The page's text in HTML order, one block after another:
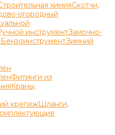
химияСкотчи,
огородный
инструментЗамочно-
Зимний
Фитинги из
Краны,
крепежШланги,